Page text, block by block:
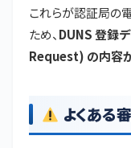
これらが認証局の
ため、 DUNS 登録
Request) の内容
よくある